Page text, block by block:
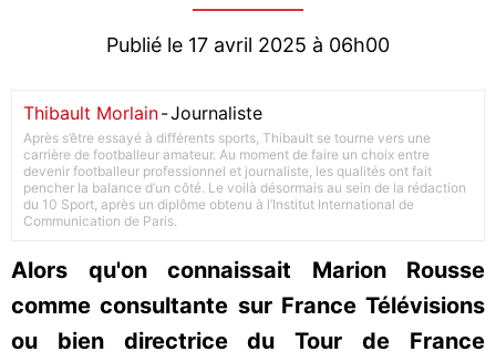
Publié le 17 avril 2025 à 06h00
Thibault Morlain-Journaliste
Après s’être essayé à différents sports, Thibault se tourne vers une
carrière de footballeur amateur. Au moment de faire un choix entre
devenir footballeur professionnel et journaliste, les qualités ont fait
pencher la balance d’un côté. Le voilà désormais au sein de la rédaction
du 10 Sport, après un diplôme obtenu à l’Institut International de
Communication de Paris.
Alors qu'on connaissait Marion Rousse
comme consultante sur France Télévisions
ou bien directrice du Tour de France